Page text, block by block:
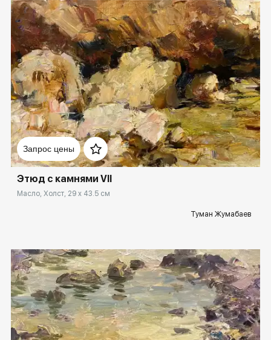
Запрос цены
Домен: rakovgallery.ru
Этюд с камнями VII
Масло, Холст, 29 x 43.5 см
Туман Жумабаев